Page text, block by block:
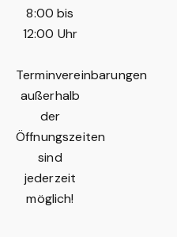
8:00 bis
12:00 Uhr
Terminvereinbarungen
außerhalb
der
Öffnungszeiten
sind
jederzeit
möglich!